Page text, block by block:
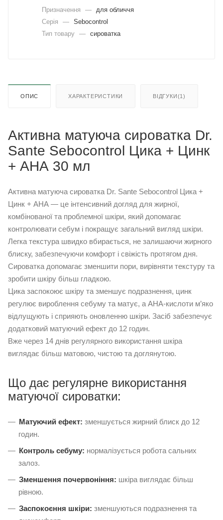
Призначення —
для обличчя
Серія
— Sebocontrol
Тип товару — сироватка
ОПИС ХАРАКТЕРИСТИКИ ВІДГУКИ(1)
Активна матуюча сироватка Dr.
Sante Sebocontrol Цика + Цинк
+ АНА 30 мл
Активна матуюча сироватка Dr. Sante Sebocontrol Цика +
Цинк + АНА — це інтенсивний догляд для жирної,
комбінованої та проблемної шкіри, який допомагає
контролювати себум і покращує загальний вигляд шкіри.
Легка текстура швидко вбирається, не залишаючи жирного
блиску, забезпечуючи комфорт і свіжість протягом дня.
Сироватка допомагає зменшити пори, вирівняти текстуру та
зробити шкіру більш гладкою.
Цика заспокоює шкіру та зменшує подразнення, цинк
регулює вироблення себуму та матує, а AHA-кислоти м’яко
відлущують і сприяють оновленню шкіри. Засіб забезпечує
додатковий матуючий ефект до 12 годин.
Вже через 14 днів регулярного використання шкіра
виглядає більш матовою, чистою та доглянутою.
Що дає регулярне використання
матуючої сироватки:
Матуючий ефект: зменшується жирний блиск до 12
годин.
Контроль себуму: нормалізується робота сальних
залоз.
Зменшення почервоніння: шкіра виглядає більш
рівною.
Заспокоєння шкіри: зменшуються подразнення та